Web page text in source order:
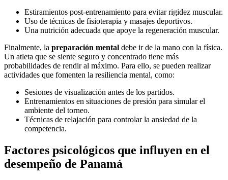
Estiramientos post-entrenamiento para evitar rigidez muscular.
Uso de técnicas de fisioterapia y masajes deportivos.
Una nutrición adecuada que apoye la regeneración muscular.
Finalmente, la preparación mental debe ir de la mano con la física.
Un atleta que se siente seguro y concentrado tiene más
probabilidades de rendir al máximo. Para ello, se pueden realizar
actividades que fomenten la resiliencia mental, como:
Sesiones de visualización antes de los partidos.
Entrenamientos en situaciones de presión para simular el
ambiente del torneo.
Técnicas de relajación para controlar la ansiedad de la
competencia.
Factores psicológicos que influyen en el
desempeño de Panamá